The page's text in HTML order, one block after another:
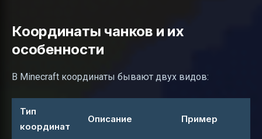
Координаты чанков и их
особенности
В Minecraft координаты бывают двух видов:
Тип
координат
Описание Пример